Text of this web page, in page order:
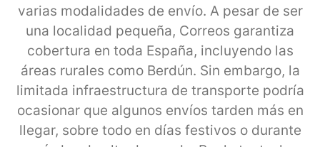
varias modalidades de envío. A pesar de ser
una localidad pequeña, Correos garantiza
cobertura en toda España, incluyendo las
áreas rurales como Berdún. Sin embargo, la
limitada infraestructura de transporte podría
ocasionar que algunos envíos tarden más en
llegar, sobre todo en días festivos o durante